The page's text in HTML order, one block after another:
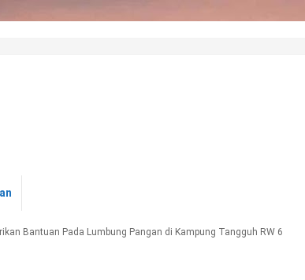
Bantuan Pada Lumbung Pangan di Kampung Tangguh RW 6